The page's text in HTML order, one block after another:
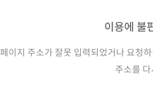
이용에 불
페이지 주소가 잘못 입력되었거나 요청
주소를